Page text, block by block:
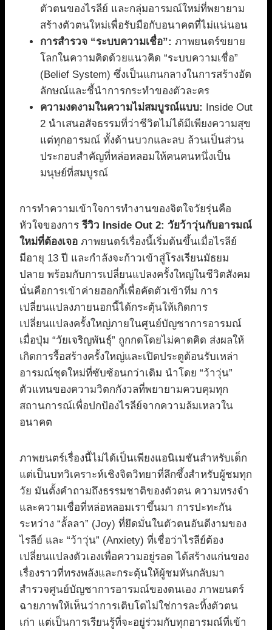
ตัวตนของไรลีย์ และกลุ่มอารมณ์ใหม่ที่พยายาม
สร้างตัวตนใหม่เพื่อรับมือกับอนาคตที่ไม่แน่นอน
การสำรวจ “ระบบความเชื่อ”: ภาพยนตร์ขยาย
โลกในความคิดด้วยแนวคิด “ระบบความเชื่อ”
(Belief System) ซึ่งเป็นแกนกลางในการสร้างอัต
ลักษณ์และชี้นำการกระทำของตัวละคร
ความงดงามในความไม่สมบูรณ์แบบ: Inside Out
2 นำเสนอสัจธรรมที่ว่าชีวิตไม่ได้มีเพียงความสุข
แต่ทุกอารมณ์ ทั้งด้านบวกและลบ ล้วนเป็นส่วน
ประกอบสำคัญที่หล่อหลอมให้คนคนหนึ่งเป็น
มนุษย์ที่สมบูรณ์
การทำความเข้าใจการทำงานของจิตใจวัยรุ่นคือ
หัวใจของการรีวิว Inside Out 2: วัยว้าวุ่นกับอารมณ์
ใหม่ที่ต้องเจอ ภาพยนตร์เรื่องนี้เริ่มต้นขึ้นเมื่อไรลีย์
มีอายุ 13 ปี และกำลังจะก้าวเข้าสู่โรงเรียนมัธยม
ปลาย พร้อมกับการเปลี่ยนแปลงครั้งใหญ่ในชีวิตสังคม
นั่นคือการเข้าค่ายฮอกกี้เพื่อคัดตัวเข้าทีม การ
เปลี่ยนแปลงภายนอกนี้ได้กระตุ้นให้เกิดการ
เปลี่ยนแปลงครั้งใหญ่ภายในศูนย์บัญชาการอารมณ์
เมื่อปุ่ม “วัยเจริญพันธุ์” ถูกกดโดยไม่คาดคิด ส่งผลให้
เกิดการรื้อสร้างครั้งใหญ่และเปิดประตูต้อนรับเหล่า
อารมณ์ชุดใหม่ที่ซับซ้อนกว่าเดิม นำโดย “ว้าวุ่น”
ตัวแทนของความวิตกกังวลที่พยายามควบคุมทุก
สถานการณ์เพื่อปกป้องไรลีย์จากความล้มเหลวใน
อนาคต
ภาพยนตร์เรื่องนี้ไม่ได้เป็นเพียงแอนิเมชันสำหรับเด็ก
แต่เป็นบทวิเคราะห์เชิงจิตวิทยาที่ลึกซึ้งสำหรับผู้ชมทุก
วัย มันตั้งคำถามถึงธรรมชาติของตัวตน ความทรงจำ
และความเชื่อที่หล่อหลอมเราขึ้นมา การปะทะกัน
ระหว่าง “ลั้ลลา” (Joy) ที่ยึดมั่นในตัวตนอันดีงามของ
ไรลีย์ และ “ว้าวุ่น” (Anxiety) ที่เชื่อว่าไรลีย์ต้อง
เปลี่ยนแปลงตัวเองเพื่อความอยู่รอด ได้สร้างแก่นของ
เรื่องราวที่ทรงพลังและกระตุ้นให้ผู้ชมหันกลับมา
สำรวจศูนย์บัญชาการอารมณ์ของตนเอง ภาพยนตร์
ฉายภาพให้เห็นว่าการเติบโตไม่ใช่การละทิ้งตัวตน
เก่า แต่เป็นการเรียนรู้ที่จะอยู่ร่วมกับทุกอารมณ์ที่เข้า